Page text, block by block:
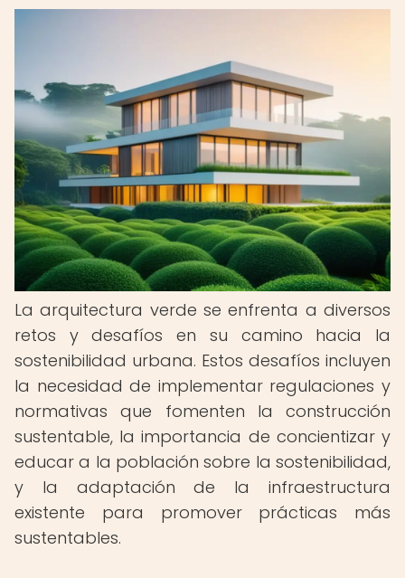
La arquitectura verde se enfrenta a diversos
retos y desafíos en su camino hacia la
sostenibilidad urbana. Estos desafíos incluyen
la necesidad de implementar regulaciones y
normativas que fomenten la construcción
sustentable, la importancia de concientizar y
educar a la población sobre la sostenibilidad,
y la adaptación de la infraestructura
existente para promover prácticas más
sustentables.